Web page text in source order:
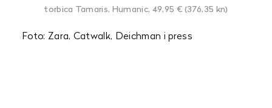
torbica Tamaris, Humanic, 49,95 € (376,35 kn)
Foto: Zara, Catwalk, Deichman i press